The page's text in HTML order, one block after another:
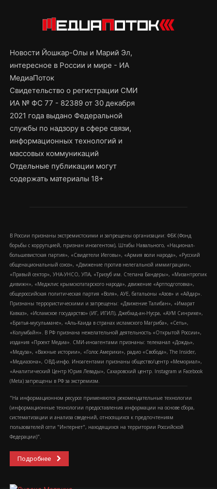
Новости Йошкар-Олы и Марий Эл,
интересное в России и мире - ИА
МедиаПоток
Свидетельство о регистрации СМИ
ИА № ФС 77 - 82389 от 30 декабря
2021 года выдано Федеральной
службы по надзору в сфере связи,
информационных технологий и
массовых коммуникаций
Отдельные публикации могут
содержать материалы 18+
В России признаны экстремистскими и запрещены организации: ФБК (Фонд
борьбы с коррупцией, признан иноагентом), Штабы Навального, «Национал-
большевистская партия», «Свидетели Иеговы», «Армия воли народа», «Русский
общенациональный союз», «Движение против нелегальной иммиграции»,
«Правый сектор», УНА-УНСО, УПА, «Тризуб им. Степана Бандеры», «Мизантропик
дивижн», «Меджлис крымскотатарского народа», движение «Артподготовка»,
общероссийская политическая партия «Воля», АУЕ, батальоны «Азов» и «Айдар».
Признаны террористическими и запрещены: «Движение Талибан», «Имарат
Кавказ», «Исламское государство» (ИГ, ИГИЛ), Джебхад-ан-Нусра, «АУМ Синрике»,
«Братья-мусульмане», «Аль-Каида в странах исламского Магриба», «Сеть»,
«Колумбайн». В РФ признана нежелательной деятельность «Открытой России»,
издания «Проект Медиа». СМИ-иноагентами признаны: телеканал «Дождь»,
«Медуза», «Важные истории», «Голос Америки», радио «Свобода», The Insider,
«Медиазона», ОВД-инфо. Иноагентами признаны общество/центр «Мемориал»,
«Аналитический Центр Юрия Левады», Сахаровский центр. Instagram и Facebook
(Metа) запрещены в РФ за экстремизм.
"На информационном ресурсе применяются рекомендательные технологии
(информационные технологии предоставления информации на основе сбора,
систематизации и анализа сведений, относящихся к предпочтениям
пользователей сети "Интернет", находящихся на территории Российской
Федерации)".
Подробнее